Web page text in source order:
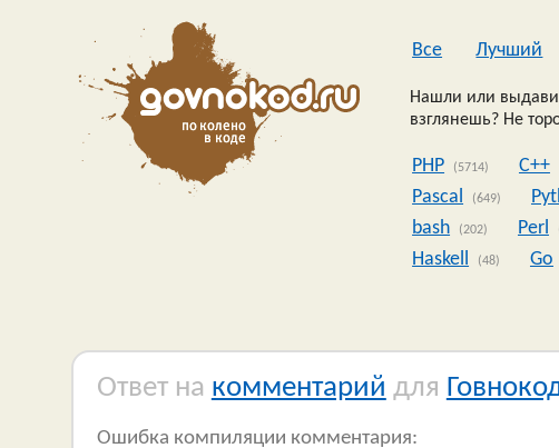
Все Лучший
Нашли или
взглянешь? Не
PHP (5714) C++
Pascal (649)
bash (202) Perl
Haskell (48) Go
Ответ на комментарий для
Ошибка компиляции комментария: